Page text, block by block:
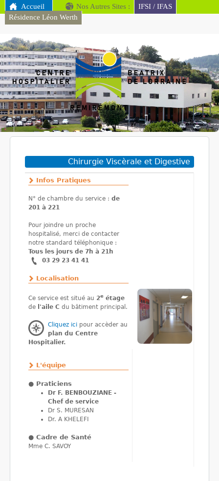
Aller au contenu
MENU PRINCIPAL
Accueil Nos Autres Sites :
IFSI / IFAS
Résidence Léon Werth
CH
Remiremont
Vous êtes ici
Chirurgie Viscèrale et Digestive
Infos Pratiques
N° de chambre du service : de
201 à 221
Pour joindre un proche
hospitalisé, merci de contacter
notre standard téléphonique :
Tous les jours de 7h à 21h
03 29 23 41 41
Localisation
Ce service est situé au 2e étage
de
l'aile C du bâtiment principal.
Cliquez ici pour accèder au
plan du Centre
Hospitalier.
L'équipe
● Praticiens
Dr F. BENBOUZIANE -
Chef de service
Dr S. MURESAN
Dr. A KHELEFI
● Cadre de Santé
Mme C. SAVOY